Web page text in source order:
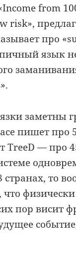
from
risk»,
про
язык
заметны
пишет про
TreeD — про
то
что
пор висит